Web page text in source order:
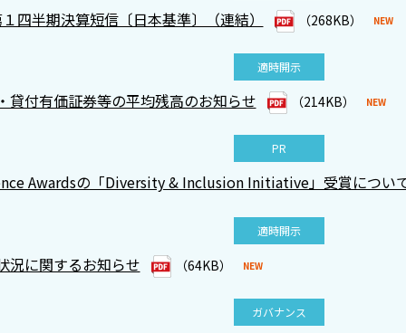
OUR MESSAGE
OUR MESSAGE
OUR MESSAGE
OUR MESSAGE
四半期決算短信〔日本基準〕（連結） （268KB）
適時開示
貸付有価証券等の平均残高のお知らせ （214KB）
PR
Awardsの「Diversity & Inclusion Initiative」受賞につい
適時開示
況に関するお知らせ （64KB）
ガバナンス